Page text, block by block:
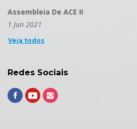
Assembleia De ACE II
1 Jun 2021
Veja todos
Redes Sociais